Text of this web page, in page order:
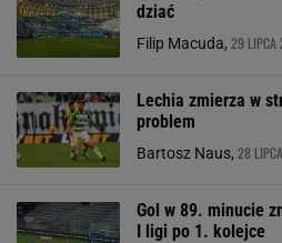
dziać
Filip Macuda, 29
Lechia zmierza w
problem
Bartosz Naus, 28
Gol w 89. minucie
I ligi po 1. kolejce